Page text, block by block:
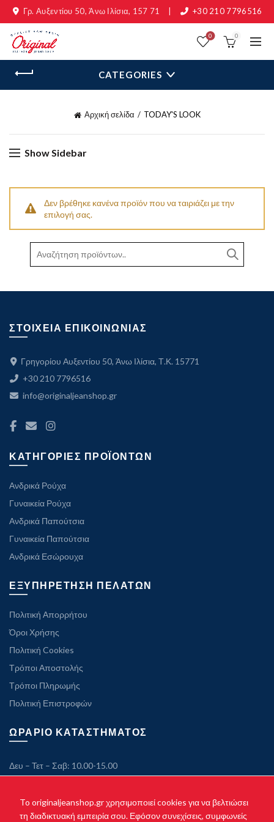
Γρ. Αυξεντίου 50, Άνω Ιλίσια, 157 71 +30 210 7796516
0 0
CATEGORIES
Αρχική σελίδα TODAY'S LOOK
Show Sidebar
Δεν βρέθηκε κανένα προϊόν που να ταιριάζει με την
επιλογή σας.
ΣΤΟΙΧΕΙΑ ΕΠΙΚΟΙΝΩΝΙΑΣ
Γρηγορίου Αυξεντίου 50, Άνω Ιλίσια, Τ.Κ. 15771
+30 210 7796516
info@originaljeanshop.gr
ΚΑΤΗΓΟΡΙΕΣ ΠΡΟΪΟΝΤΩΝ
Ανδρικά Ρούχα
Γυναικεία Ρούχα
Ανδρικά Παπούτσια
Γυναικεία Παπούτσια
Ανδρικά Εσώρουχα
ΕΞΥΠΗΡΕΤΗΣΗ ΠΕΛΑΤΩΝ
Πολιτική Απορρήτου
Όροι Χρήσης
Πολιτική Cookies
Τρόποι Αποστολής
Τρόποι Πληρωμής
Πολιτική Επιστροφών
ΩΡΑΡΙΟ ΚΑΤΑΣΤΗΜΑΤΟΣ
Δευ – Τετ – Σαβ: 10.00-15.00
Κυριακή: Κλειστά
To originaljeanshop.gr χρησιμοποιεί cookies για να βελτιώσει
τη διαδικτυακή εμπειρία σου. Εφόσον συνεχίσεις, συμφωνείς